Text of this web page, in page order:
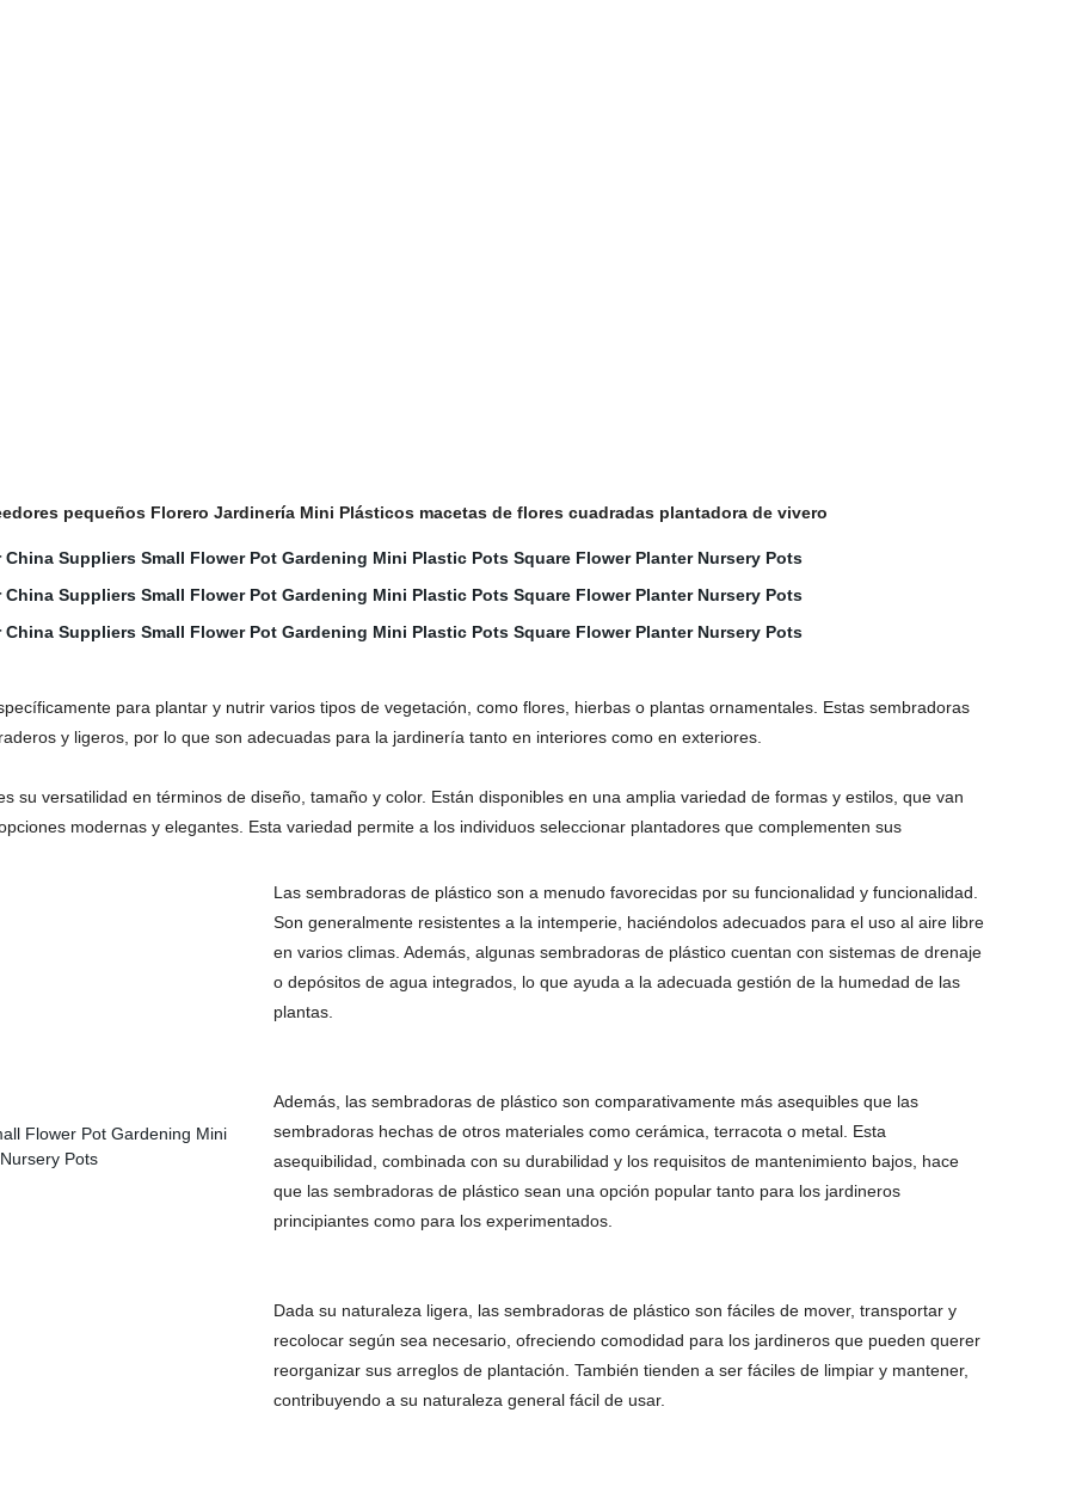
pequeños Florero Jardinería Mini Plásticos macetas de flores cuadradas plantadora de vivero
para plantar y nutrir varios tipos de vegetación, como flores, hierbas o plantas ornamentales. Estas sembradoras
y ligeros, por lo que son adecuadas para la jardinería tanto en interiores como en exteriores.
su versatilidad en términos de diseño, tamaño y color. Están disponibles en una amplia variedad de formas y estilos, que van
modernas y elegantes. Esta variedad permite a los individuos seleccionar plantadores que complementen sus
Las sembradoras de plástico son a menudo favorecidas por su funcionalidad y funcionalidad.
Son generalmente resistentes a la intemperie, haciéndolos adecuados para el uso al aire libre
en varios climas. Además, algunas sembradoras de plástico cuentan con sistemas de drenaje
o depósitos de agua integrados, lo que ayuda a la adecuada gestión de la humedad de las
plantas.
Además, las sembradoras de plástico son comparativamente más asequibles que las
sembradoras hechas de otros materiales como cerámica, terracota o metal. Esta
asequibilidad, combinada con su durabilidad y los requisitos de mantenimiento bajos, hace
que las sembradoras de plástico sean una opción popular tanto para los jardineros
principiantes como para los experimentados.
Dada su naturaleza ligera, las sembradoras de plástico son fáciles de mover, transportar y
recolocar según sea necesario, ofreciendo comodidad para los jardineros que pueden querer
reorganizar sus arreglos de plantación. También tienden a ser fáciles de limpiar y mantener,
contribuyendo a su naturaleza general fácil de usar.